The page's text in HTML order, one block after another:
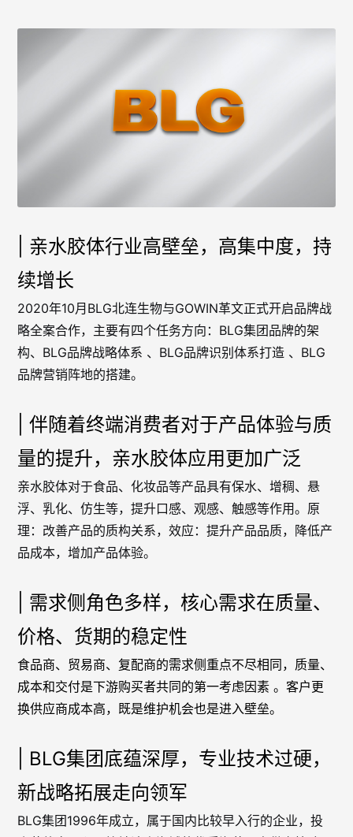
| 亲水胶体行业高壁垒，高集中度，持
续增长
2020年10月BLG北连生物与GOWIN革文正式开启品牌战
略全案合作，主要有四个任务方向：BLG集团品牌的架
构、BLG品牌战略体系 、BLG品牌识别体系打造 、BLG
品牌营销阵地的搭建。
| 伴随着终端消费者对于产品体验与质
量的提升，亲水胶体应用更加广泛
亲水胶体对于食品、化妆品等产品具有保水、增稠、悬
浮、乳化、仿生等，提升口感、观感、触感等作用。原
理：改善产品的质构关系，效应：提升产品品质，降低产
品成本，增加产品体验。
| 需求侧角色多样，核心需求在质量、
价格、货期的稳定性
食品商、贸易商、复配商的需求侧重点不尽相同，质量、
成本和交付是下游购买者共同的第一考虑因素 。客户更
换供应商成本高，既是维护机会也是进入壁垒。
| BLG集团底蕴深厚，专业技术过硬，
新战略拓展走向领军
BLG集团1996年成立，属于国内比较早入行的企业，投